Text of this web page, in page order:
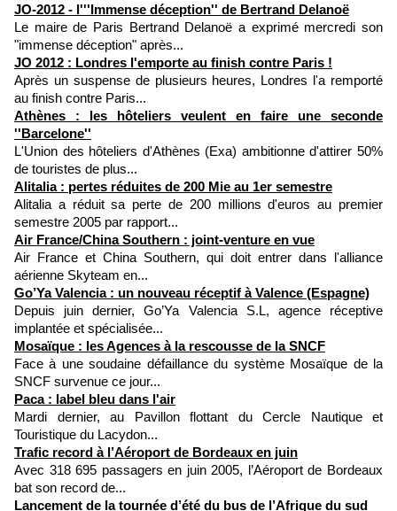
JO-2012 - l'''Immense déception'' de Bertrand Delanoë
Le maire de Paris Bertrand Delanoë a exprimé mercredi son
"immense déception" après...
JO 2012 : Londres l'emporte au finish contre Paris !
Après un suspense de plusieurs heures, Londres l'a remporté
au finish contre Paris...
Athènes : les hôteliers veulent en faire une seconde
''Barcelone''
L'Union des hôteliers d'Athènes (Exa) ambitionne d'attirer 50%
de touristes de plus...
Alitalia : pertes réduites de 200 Mie au 1er semestre
Alitalia a réduit sa perte de 200 millions d'euros au premier
semestre 2005 par rapport...
Air France/China Southern : joint-venture en vue
Air France et China Southern, qui doit entrer dans l'alliance
aérienne Skyteam en...
Go’Ya Valencia : un nouveau réceptif à Valence (Espagne)
Depuis juin dernier, Go’Ya Valencia S.L, agence réceptive
implantée et spécialisée...
Mosaïque : les Agences à la rescousse de la SNCF
Face à une soudaine défaillance du système Mosaïque de la
SNCF survenue ce jour...
Paca : label bleu dans l'air
Mardi dernier, au Pavillon flottant du Cercle Nautique et
Touristique du Lacydon...
Trafic record à l’Aéroport de Bordeaux en juin
Avec 318 695 passagers en juin 2005, l’Aéroport de Bordeaux
bat son record de...
Lancement de la tournée d’été du bus de l’Afrique du sud